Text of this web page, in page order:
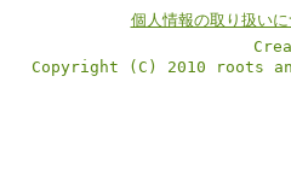
個人情報の取り扱い
Copyright (C) 2010 roots